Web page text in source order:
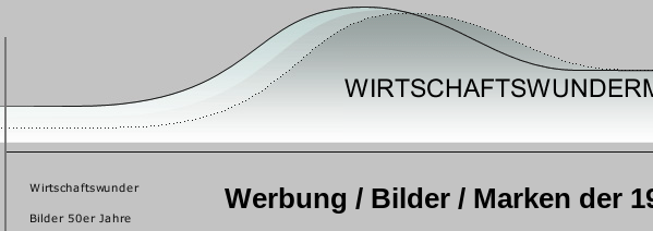
Werbung / Bilder / Marken der